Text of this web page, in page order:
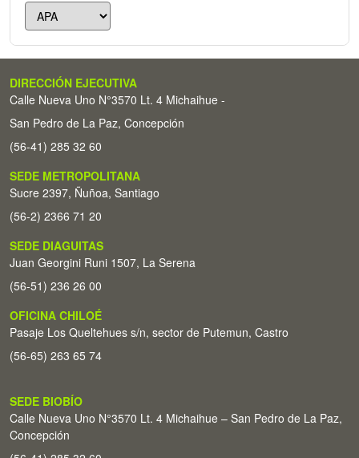
DIRECCIÓN EJECUTIVA
Calle Nueva Uno N°3570 Lt. 4 Michaihue -
San Pedro de La Paz, Concepción
(56-41) 285 32 60
SEDE METROPOLITANA
Sucre 2397, Ñuñoa, Santiago
(56-2) 2366 71 20
SEDE DIAGUITAS
Juan Georgini Runi 1507, La Serena
(56-51) 236 26 00
OFICINA CHILOÉ
Pasaje Los Queltehues s/n, sector de Putemun, Castro
(56-65) 263 65 74
SEDE BIOBÍO
Calle Nueva Uno N°3570 Lt. 4 Michaihue – San Pedro de La Paz,
Concepción